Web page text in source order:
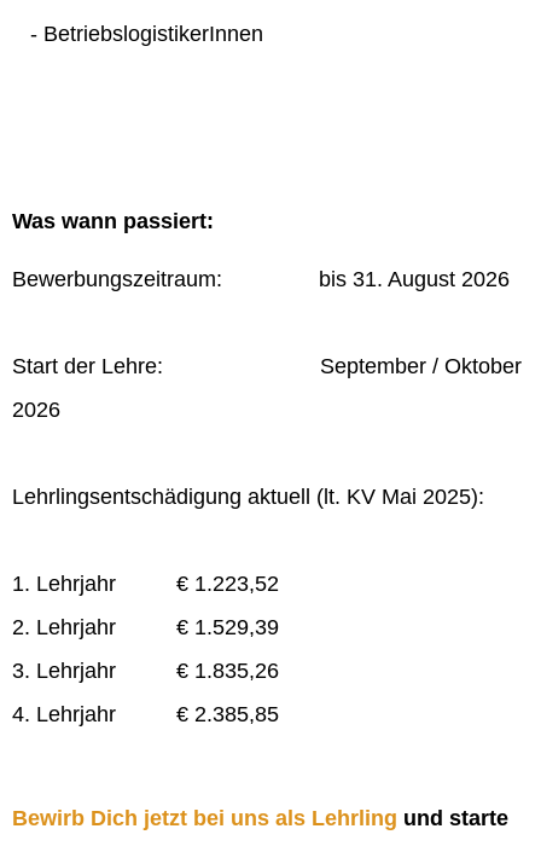
- BetriebslogistikerInnen
Was wann passiert:
Bewerbungszeitraum: bis 31. August 2026
Start der Lehre: September / Oktober
2026
Lehrlingsentschädigung aktuell (lt. KV Mai 2025):
1. Lehrjahr € 1.223,52
2. Lehrjahr € 1.529,39
3. Lehrjahr € 1.835,26
4. Lehrjahr € 2.385,85
Bewirb Dich jetzt bei uns als Lehrling und starte